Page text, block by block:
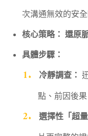
次溝通無效的安
核心策略： 還原
具體步驟：
冷靜調查：
點、前因後
選擇性「超